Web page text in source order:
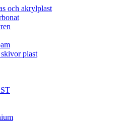
och akrylplast
plast